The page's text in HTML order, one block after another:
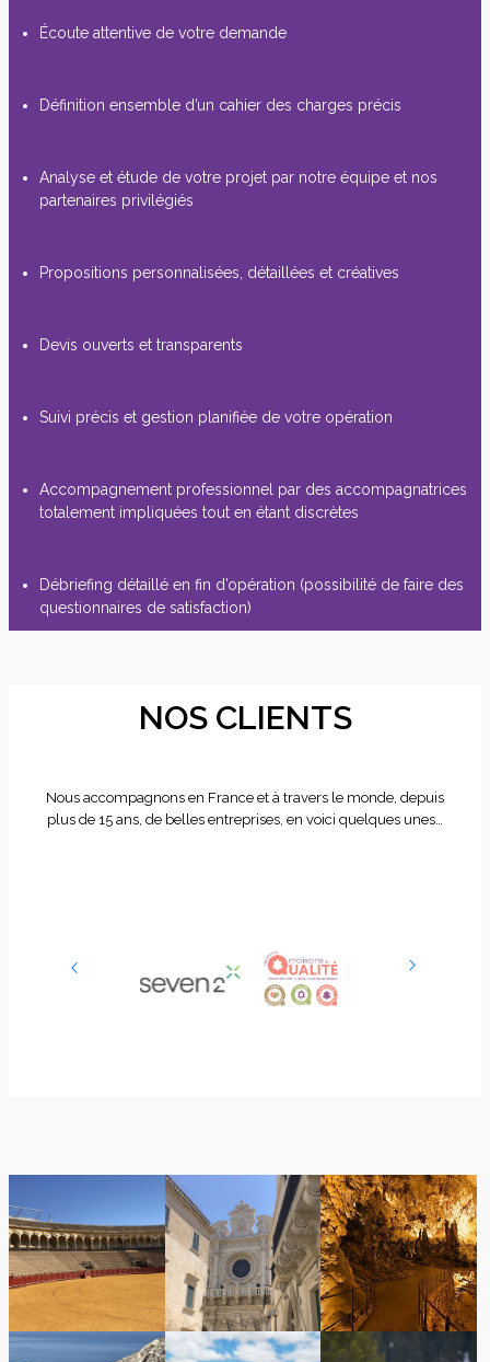
Écoute attentive de votre demande
Définition ensemble d’un cahier des charges précis
Analyse et étude de votre projet par notre équipe et nos
partenaires privilégiés
Propositions personnalisées, détaillées et créatives
Devis ouverts et transparents
Suivi précis et gestion planifiée de votre opération
Accompagnement professionnel par des accompagnatrices
totalement impliquées tout en étant discrètes
Débriefing détaillé en fin d’opération (possibilité de faire des
questionnaires de satisfaction)
NOS CLIENTS
Nous accompagnons en France et à travers le monde, depuis
plus de 15 ans, de belles entreprises, en voici quelques unes…